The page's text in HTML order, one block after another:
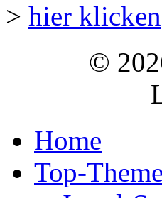
> hier klicken
©
Home
Top-